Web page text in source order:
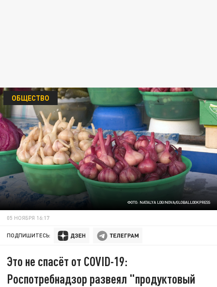
ФОТО: NATALYA LOGINOVA/GLOBALLOOKPRESS
ОБЩЕСТВО
05 НОЯБРЯ 16:17
ПОДПИШИТЕСЬ:
Это не спасёт от COVID-19:
Роспотребнадзор развеял "продуктовый